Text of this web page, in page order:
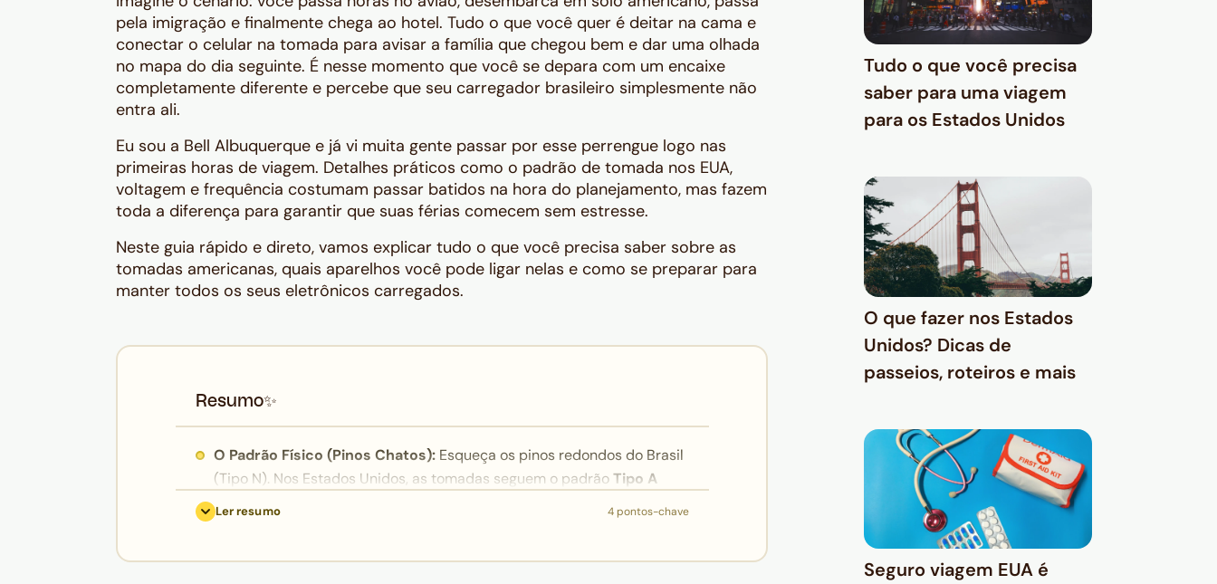
pela imigração e finalmente chega ao hotel. Tudo o que você quer é deitar na cama e
conectar o celular na tomada para avisar a família que chegou bem e dar uma olhada
no mapa do dia seguinte. É nesse momento que você se depara com um encaixe
completamente diferente e percebe que seu carregador brasileiro simplesmente não
entra ali.
Eu sou a Bell Albuquerque e já vi muita gente passar por esse perrengue logo nas
primeiras horas de viagem. Detalhes práticos como o padrão de tomada nos EUA,
voltagem e frequência costumam passar batidos na hora do planejamento, mas fazem
toda a diferença para garantir que suas férias comecem sem estresse.
Neste guia rápido e direto, vamos explicar tudo o que você precisa saber sobre as
tomadas americanas, quais aparelhos você pode ligar nelas e como se preparar para
manter todos os seus eletrônicos carregados.
Resumo✨
O Padrão Físico (Pinos Chatos):Esqueça os pinos redondos do Brasil
(Tipo N). Nos Estados Unidos, as tomadas seguem o padrãoTipo A
(duas fendas planas) ou
Ler resumo 4 pontos-chave
Tudo o que você precisa
saber para uma viagem
para os Estados Unidos
O que fazer nos Estados
Unidos? Dicas de
passeios, roteiros e mais
Seguro viagem EUA é